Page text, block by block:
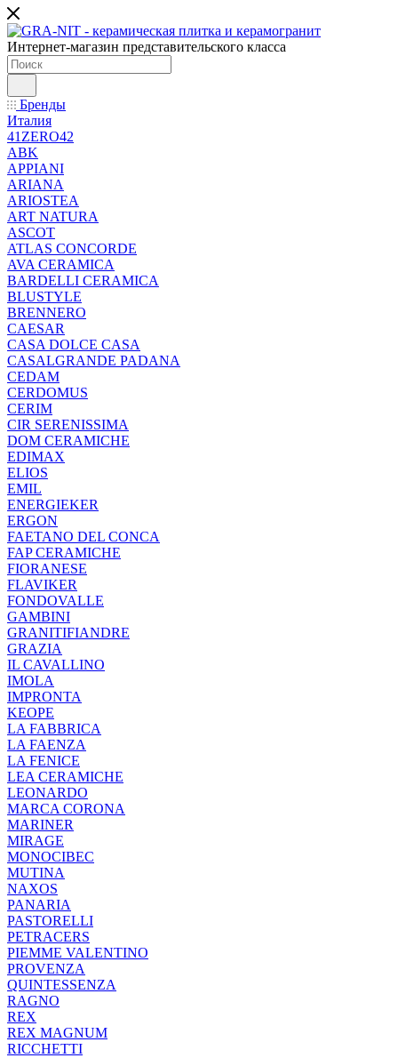
Интернет-магазин представительского класса
Бренды
Италия
41ZERO42
ABK
APPIANI
ARIANA
ARIOSTEA
ART NATURA
ASCOT
ATLAS CONCORDE
AVA CERAMICA
BARDELLI CERAMICA
BLUSTYLE
BRENNERO
CAESAR
CASA DOLCE CASA
CASALGRANDE PADANA
CEDAM
CERDOMUS
CERIM
CIR SERENISSIMA
DOM CERAMICHE
EDIMAX
ELIOS
EMIL
ENERGIEKER
ERGON
FAETANO DEL CONCA
FAP CERAMICHE
FIORANESE
FLAVIKER
FONDOVALLE
GAMBINI
GRANITIFIANDRE
GRAZIA
IL CAVALLINO
IMOLA
IMPRONTA
KEOPE
LA FABBRICA
LA FAENZA
LA FENICE
LEA CERAMICHE
LEONARDO
MARCA CORONA
MARINER
MIRAGE
MONOCIBEC
MUTINA
NAXOS
PANARIA
PASTORELLI
PETRACERS
PIEMME VALENTINO
PROVENZA
QUINTESSENZA
RAGNO
REX
REX MAGNUM
RICCHETTI